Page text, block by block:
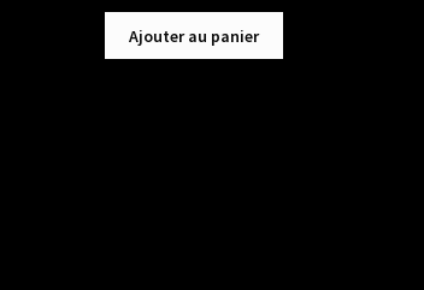
Ajouter au panier